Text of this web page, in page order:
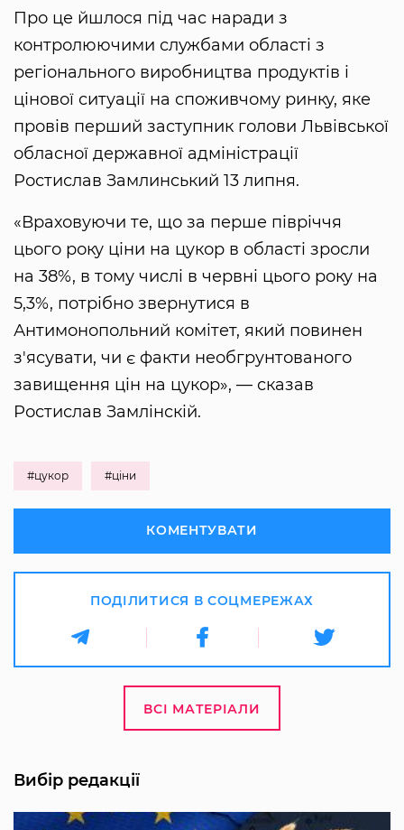
Про це йшлося під час наради з
контролюючими службами області з
регіонального виробництва продуктів і
цінової ситуації на споживчому ринку, яке
провів перший заступник голови Львівської
обласної державної адміністрації
Ростислав Замлинський 13 липня.
«Враховуючи те, що за перше півріччя
цього року ціни на цукор в області зросли
на 38%, в тому числі в червні цього року на
5,3%, потрібно звернутися в
Антимонопольний комітет, який повинен
з'ясувати, чи є факти необгрунтованого
завищення цін на цукор», — сказав
Ростислав Замлінскій.
#цукор #ціни
КОМЕНТУВАТИ
ПОДІЛИТИСЯ В СОЦМЕРЕЖАХ
ВСІ МАТЕРІАЛИ
Вибір редакції